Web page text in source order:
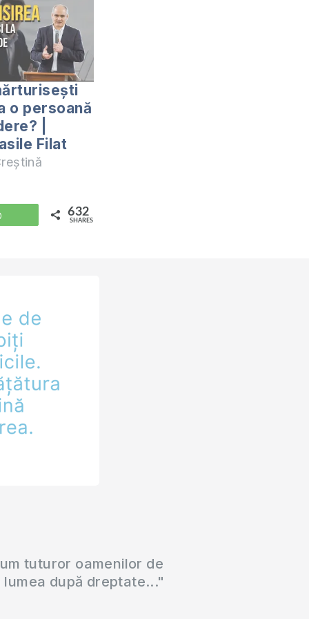
o persoană
|
Filat
WhatsApp 632
SHARES
tuturor oamenilor de
după dreptate..."